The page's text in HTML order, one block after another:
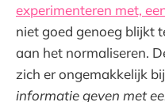
experimenteren met,
niet goed genoeg blijkt
aan het normaliseren.
zich er ongemakkelijk
informatie geven met